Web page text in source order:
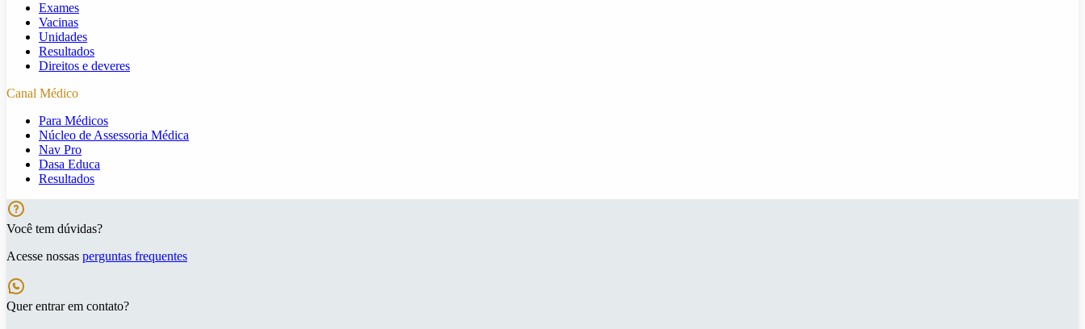
Exames
Vacinas
Unidades
Resultados
Direitos e deveres
Canal Médico
Para Médicos
Núcleo de Assessoria Médica
Nav Pro
Dasa Educa
Resultados
Você tem dúvidas?
Acesse nossas perguntas frequentes
Quer entrar em contato?